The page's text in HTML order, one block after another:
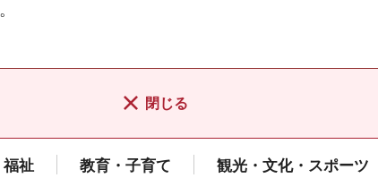
閉じる
福祉 教育・子育て 観光・文化・スポーツ